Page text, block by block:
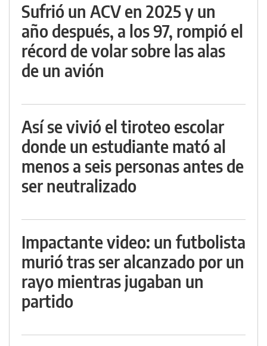
Sufrió un ACV en 2025 y un
año después, a los 97, rompió el
récord de volar sobre las alas
de un avión
Así se vivió el tiroteo escolar
donde un estudiante mató al
menos a seis personas antes de
ser neutralizado
Impactante video: un futbolista
murió tras ser alcanzado por un
rayo mientras jugaban un
partido